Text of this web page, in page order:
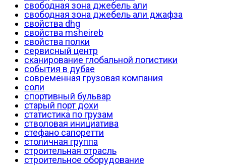
свободная зона джебель али
свободная зона джебель али джафза
свойства dhg
свойства msheireb
свойства полки
сервисный центр
сканирование глобальной логистики
события в дубае
современная грузовая компания
соли
спортивный бульвар
старый порт дохи
статистика по грузам
стволовая инициатива
стефано сапоретти
столичная группа
строительная отрасль
строительное оборудование